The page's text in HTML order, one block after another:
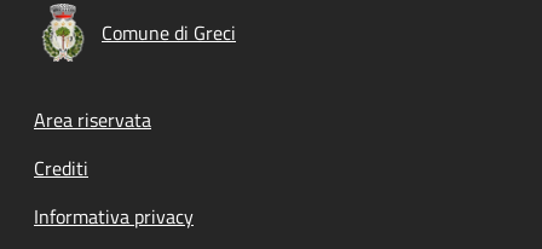
Comune di Greci
Footer menu
Area riservata
Crediti
Informativa privacy